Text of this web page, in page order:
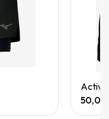
Active
50,00